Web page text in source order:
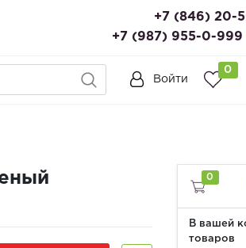
+7 (846) 20-
+7 (987) 955-0-999
Войти
0
0
В вашей
товаров